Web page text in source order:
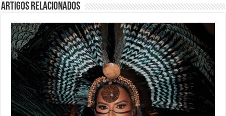
Artigos Relacionados